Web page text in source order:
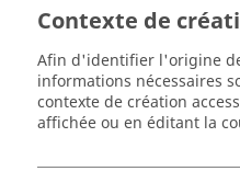
Contexte de
Afin d'identifier l'origine
informations nécessaires
contexte de création
affichée ou en éditant la